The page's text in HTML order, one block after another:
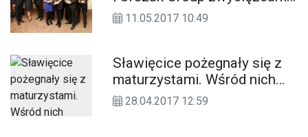
plebiscytu "Pracodawca
11.05.2017 10:49
Sławięcice pożegnały się z
maturzystami. Wśród nich
uczniowie klasy chemicznej i
28.04.2017 12:59